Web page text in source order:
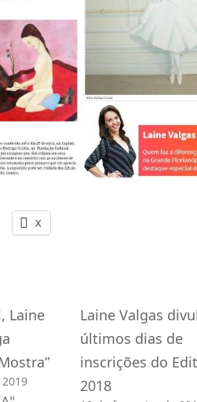
X
Laine
Laine Valgas
últimos dias de
inscrições do
2018